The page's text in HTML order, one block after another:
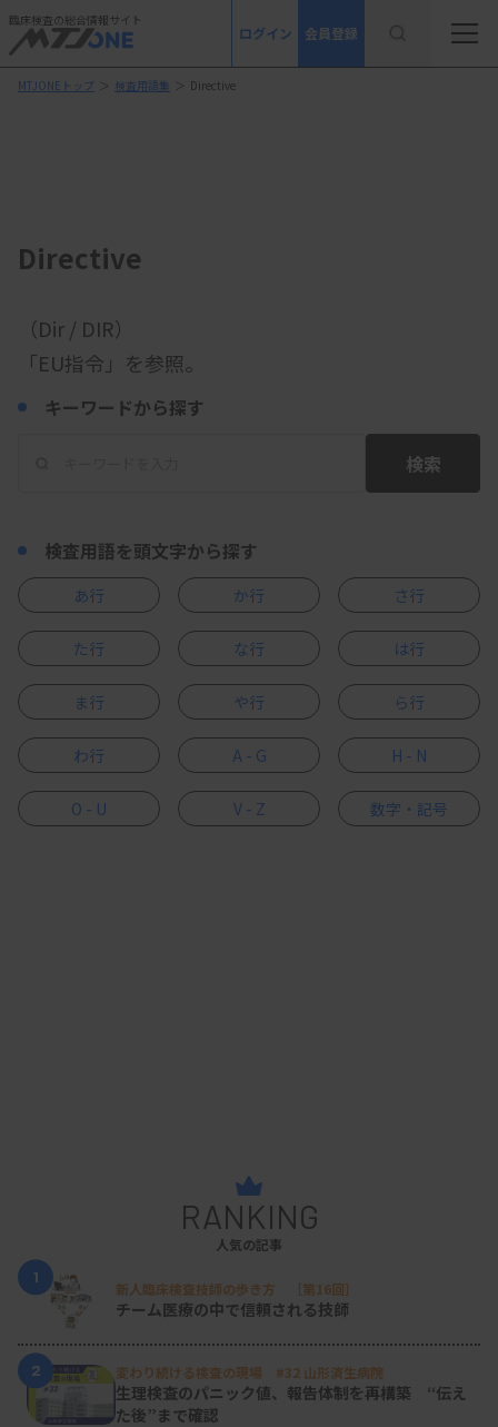
臨床検査の総合情報サイト
ログイン 会員登録
MTJONEトップ ＞ 検査用語集 ＞ Directive
Directive
（Dir / DIR）
「EU指令」を参照。
キーワードから探す
検索
検査用語を頭文字から探す
あ行 か行 さ行
た行 な行 は行
ま行 や行 ら行
わ行 A - G H - N
O - U V - Z 数字・記号
RANKING
人気の記事
1
新人臨床検査技師の歩き方 ［第16回］
チーム医療の中で信頼される技師
2 変わり続ける検査の現場 #32 山形済生病院
生理検査のパニック値、報告体制を再構築 “伝え
た後”まで確認